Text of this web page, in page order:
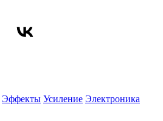
Эффекты Усиление Электроника